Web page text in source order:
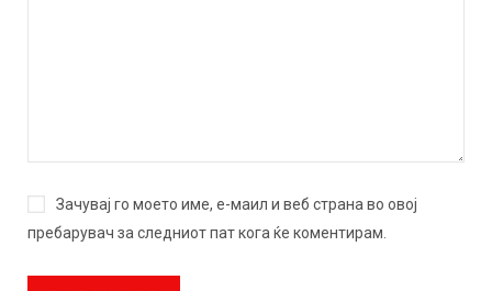
Зачувај го моето име, е-маил и веб страна во овој
пребарувач за следниот пат кога ќе коментирам.